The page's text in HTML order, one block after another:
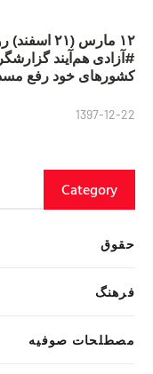
۱۲ مارس
کشورهای خود رفع
1397-12-22
Category
حقوق
فرهنگ
مصطلحات صوفیه